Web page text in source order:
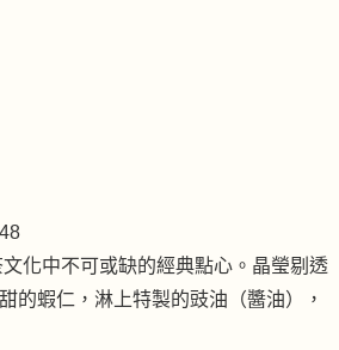
化中不可或缺的經典點心。晶瑩剔透
的蝦仁，淋上特製的豉油（醬油），